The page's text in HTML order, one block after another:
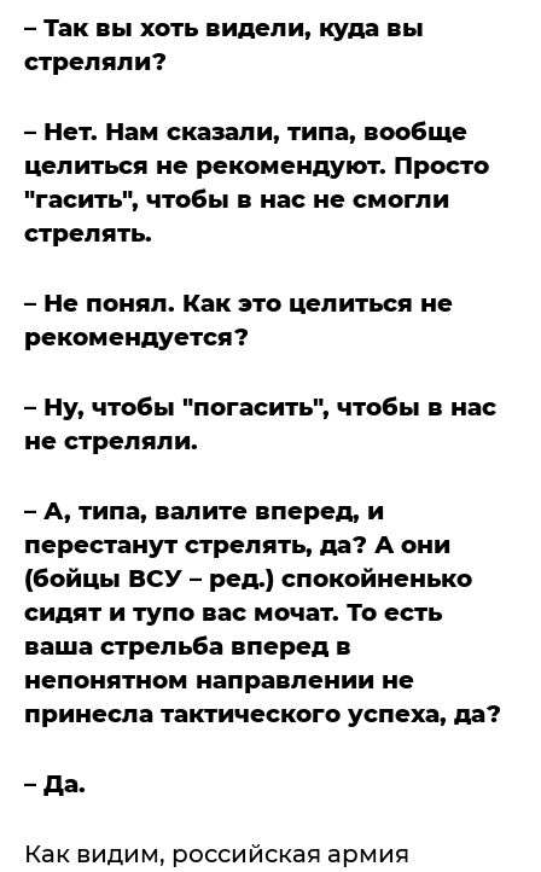
– Так вы хоть видели, куда вы
стреляли?
– Нет. Нам сказали, типа, вообще
целиться не рекомендуют. Просто
"гасить", чтобы в нас не смогли
стрелять.
– Не понял. Как это целиться не
рекомендуется?
– Ну, чтобы "погасить", чтобы в нас
не стреляли.
– А, типа, валите вперед, и
перестанут стрелять, да? А они
(бойцы ВСУ – ред.) спокойненько
сидят и тупо вас мочат. То есть
ваша стрельба вперед в
непонятном направлении не
принесла тактического успеха, да?
– Да.
Как видим, российская армия